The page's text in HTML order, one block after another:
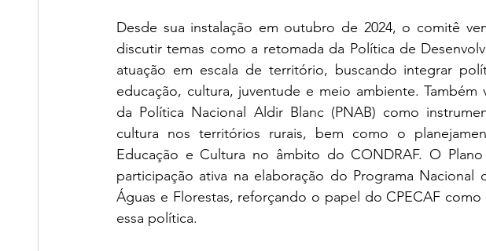
Desde sua instalação em outubro de 2024, o comitê
discutir temas como a retomada da Política de
atuação em escala de território, buscando integrar
educação, cultura, juventude e meio ambiente.
da Política Nacional Aldir Blanc (PNAB) como
cultura nos territórios rurais, bem como o
Educação e Cultura no âmbito do CONDRAF. O Plano
participação ativa na elaboração do Programa
Águas e Florestas, reforçando o papel do CPECAF
essa política.